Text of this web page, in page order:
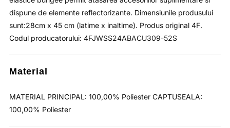
dispune de elemente reflectorizante. Dimensiunile produsului
sunt:28cm x 45 cm (latime x inaltime). Produs original 4F.
Codul producatorului: 4FJWSS24ABACU309-52S
Material
MATERIAL PRINCIPAL: 100,00% Poliester CAPTUSEALA:
100,00% Poliester